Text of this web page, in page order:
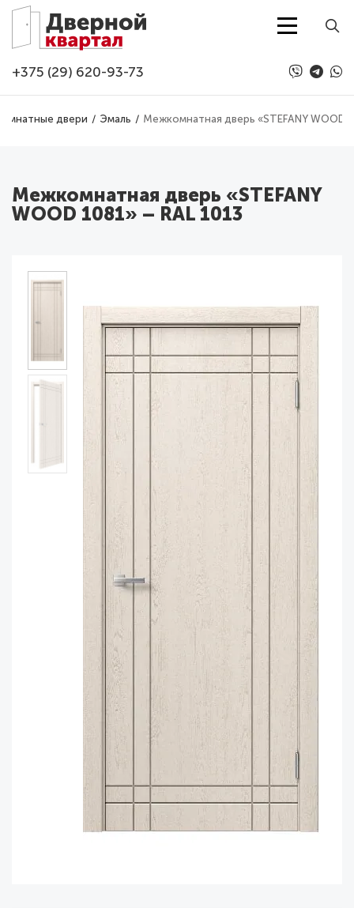
Перейти к основному содержанию
+375 (29) 620-93-73
двери Эмаль Межкомнатная дверь «STEFANY WOOD
Межкомнатная дверь «STEFANY
WOOD 1081» – RAL 1013